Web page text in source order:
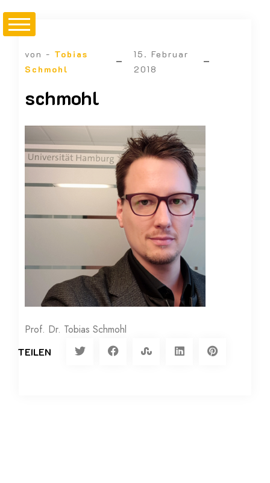
von - Tobias
Schmohl
15. Februar
2018
schmohl
Prof. Dr. Tobias Schmohl
TEILEN